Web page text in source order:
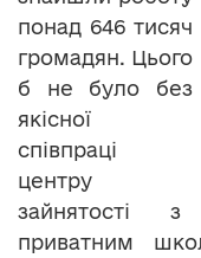
понад 646 тисяч
громадян. Цього
б не було без
якісної
співпраці
центру
зайнятості
приватним